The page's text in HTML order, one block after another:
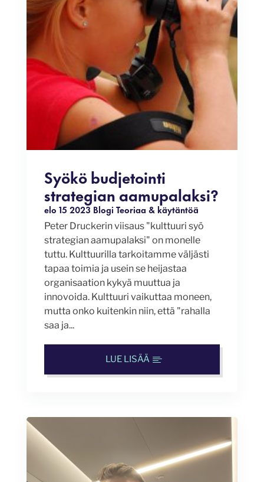
Syökö budjetointi
strategian aamupalaksi?
elo 15 2023 Blogi Teoriaa & käytäntöä
Peter Druckerin viisaus "kulttuuri syö
strategian aamupalaksi" on monelle
tuttu. Kulttuurilla tarkoitamme väljästi
tapaa toimia ja usein se heijastaa
organisaation kykyä muuttua ja
innovoida. Kulttuuri vaikuttaa moneen,
mutta onko kuitenkin niin, että "rahalla
saa ja...
LUE LISÄÄ